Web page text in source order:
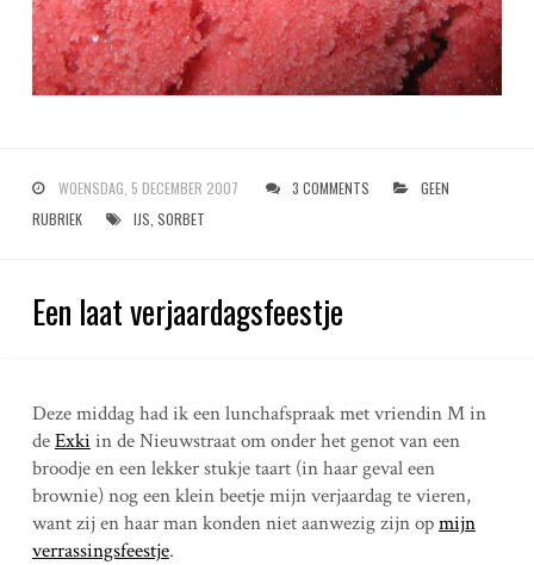
WOENSDAG, 5 DECEMBER 2007 3 COMMENTS
GEEN
RUBRIEK
IJS SORBET
Een laat verjaardagsfeestje
Deze middag had ik een lunchafspraak met vriendin M in
deExki in de Nieuwstraat om onder het genot van een
broodje en een lekker stukje taart (in haar geval een
brownie) nog een klein beetje mijn verjaardag te vieren,
want zij en haar man konden niet aanwezig zijn opmijn
verrassingsfeestje.